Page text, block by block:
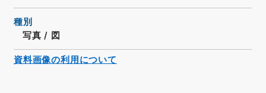
種別
写真 / 図
資料画像の利用について